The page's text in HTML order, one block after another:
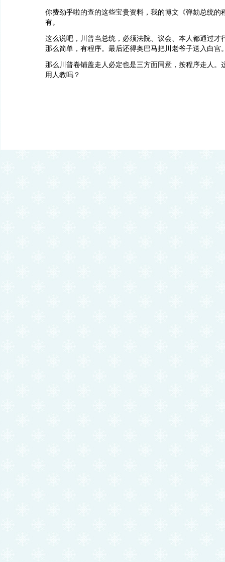
你费劲乎啦的查的这些宝贵资料，我的博文《弹劾总统的
有。
这么说吧，川普当总统，必须法院、议会、本人都通过才
那么简单，有程序。最后还得奥巴马把川老爷子送入白宫
那么川普卷铺盖走人必定也是三方面同意，按程序走人。
用人教吗？